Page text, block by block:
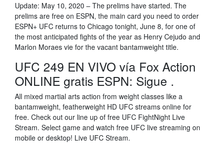
Update: May 10, 2020 – The prelims have started. The
prelims are free on ESPN, the main card you need to order
ESPN+ UFC returns to Chicago tonight, June 8, for one of
the most anticipated fights of the year as Henry Cejudo and
Marlon Moraes vie for the vacant bantamweight title.
UFC 249 EN VIVO vía Fox Action
ONLINE gratis ESPN: Sigue .
All mixed martial arts action from weight classes like a
bantamweight, featherweight HD UFC streams online for
free. Check out our line up of free UFC FightNight Live
Stream. Select game and watch free UFC live streaming on
mobile or desktop! Live UFC Stream.